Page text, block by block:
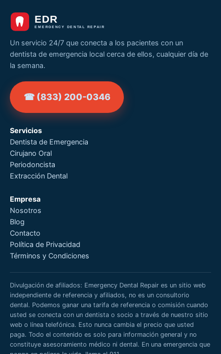
Un servicio 24/7 que conecta a los pacientes con un
dentista de emergencia local cerca de ellos, cualquier día de
la semana.
☎ (833) 200-0346
Servicios
Dentista de Emergencia
Cirujano Oral
Periodoncista
Extracción Dental
Empresa
Nosotros
Blog
Contacto
Política de Privacidad
Términos y Condiciones
Divulgación de afiliados: Emergency Dental Repair es un sitio web
independiente de referencia y afiliados, no es un consultorio
dental. Podemos ganar una tarifa de referencia o comisión cuando
usted se conecta con un dentista o socio a través de nuestro sitio
web o línea telefónica. Esto nunca cambia el precio que usted
paga. Todo el contenido es solo para información general y no
constituye asesoramiento médico ni dental. En una emergencia que